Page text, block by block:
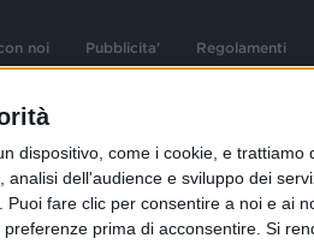
dispositivo, come i cookie, e
dell'audience e sviluppo dei
fare clic per consentire a noi e
prima di acconsentire. Si
noi Pubblicita' Regolamenti
e dei diritti
e n° iscrizione
n°286 - 3 Aprile
02
Sede